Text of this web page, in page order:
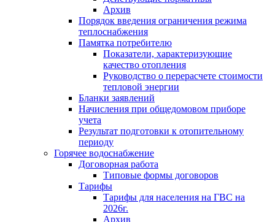
Архив
Порядок введения ограничения режима
теплоснабжения
Памятка потребителю
Показатели, характеризующие
качество отопления
Руководство о перерасчете стоимости
тепловой энергии
Бланки заявлений
Начисления при общедомовом приборе
учета
Результат подготовки к отопительному
периоду
Горячее водоснабжение
Договорная работа
Типовые формы договоров
Тарифы
Тарифы для населения на ГВС на
2026г.
Архив